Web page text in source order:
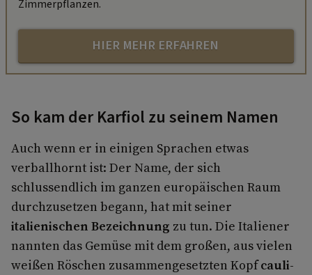
Zimmerpflanzen.
HIER MEHR ERFAHREN
So kam der Karfiol zu seinem Namen
Auch wenn er in einigen Sprachen etwas
verballhornt ist: Der Name, der sich
schlussendlich im ganzen europäischen Raum
durchzusetzen begann, hat mit seiner
italienischen Bezeichnung zu tun. Die Italiener
nannten das Gemüse mit dem großen, aus vielen
weißen Röschen zusammengesetzten Kopfcauli-